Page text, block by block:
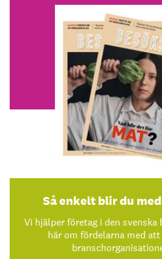
Så enkelt blir du
Vi hjälper företag i den svenska
här om fördelarna med